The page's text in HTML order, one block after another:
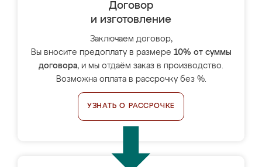
Договор
и изготовление
Заключаем договор,
Вы вносите предоплату в размере 10% от суммы
договора, и мы отдаём заказ в производство.
Возможна оплата в рассрочку без %.
УЗНАТЬ О РАССРОЧКЕ